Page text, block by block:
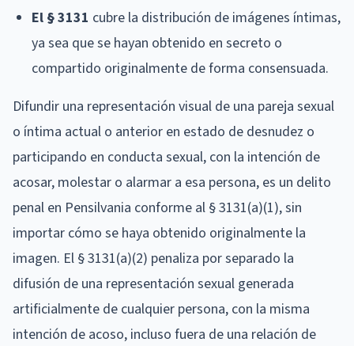
El § 3131 cubre la distribución de imágenes íntimas,
ya sea que se hayan obtenido en secreto o
compartido originalmente de forma consensuada.
Difundir una representación visual de una pareja sexual
o íntima actual o anterior en estado de desnudez o
participando en conducta sexual, con la intención de
acosar, molestar o alarmar a esa persona, es un delito
penal en Pensilvania conforme al § 3131(a)(1), sin
importar cómo se haya obtenido originalmente la
imagen. El § 3131(a)(2) penaliza por separado la
difusión de una representación sexual generada
artificialmente de cualquier persona, con la misma
intención de acoso, incluso fuera de una relación de